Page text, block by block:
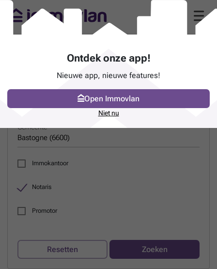
ZOEK EEN PROFESSIONAL
Naam
Gemeente
Immokantoor
Notaris
Promotor
Resetten Zoeken
Ontdek onze app!
Nieuwe app, nieuwe features!
Open Immovlan
Niet nu